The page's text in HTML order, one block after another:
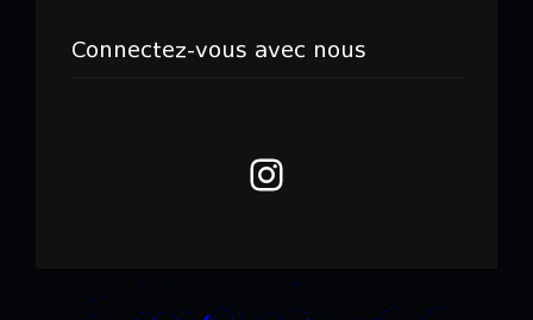
Connectez-vous avec nous
Instagram